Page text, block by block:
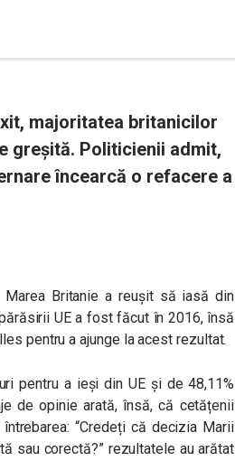
majoritatea britanicilor
greșită. Politicienii admit,
încearcă o refacere a
Britanie a reușit să iasă din
UE a fost făcut în 2016, însă
pentru a ajunge la acest rezultat.
pentru a ieși din UE și de 48,11%
de opinie arată, însă, că cetățenii
“Credeți că decizia Marii
sau corectă?” rezultatele au arătat